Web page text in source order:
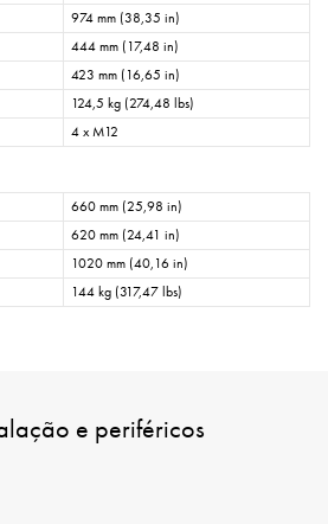
974 mm (38,35 in)
444 mm (17,48 in)
423 mm (16,65 in)
124,5 kg (274,48 lbs)
4 x M12
660 mm (25,98 in)
620 mm (24,41 in)
1020 mm (40,16 in)
144 kg (317,47 lbs)
e periféricos